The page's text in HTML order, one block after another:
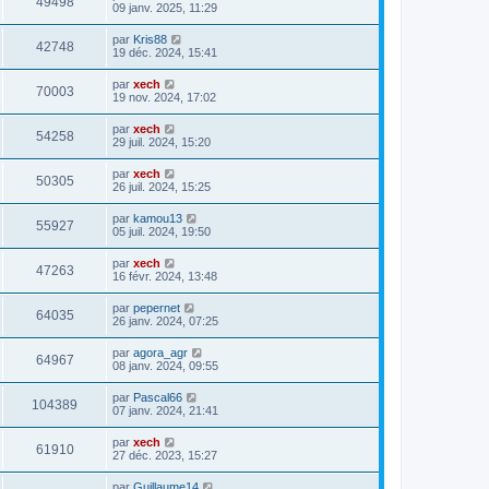
09 janv. 2025, 11:29
42748 par Kris88
19 déc. 2024, 15:41
70003 par xech
19 nov. 2024, 17:02
54258 par xech
29 juil. 2024, 15:20
50305 par xech
26 juil. 2024, 15:25
55927 par kamou13
05 juil. 2024, 19:50
47263 par xech
16 févr. 2024, 13:48
64035 par pepernet
26 janv. 2024, 07:25
64967 par agora_agr
08 janv. 2024, 09:55
104389 par Pascal66
07 janv. 2024, 21:41
61910 par xech
27 déc. 2023, 15:27